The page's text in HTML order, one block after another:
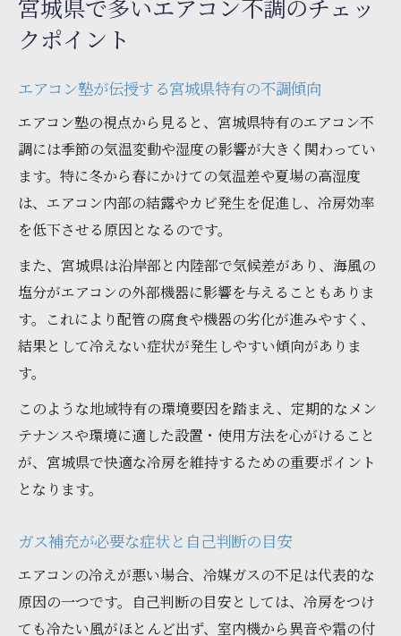
宮城県で多いエアコン不調のチェッ
クポイント
エアコン塾が伝授する宮城県特有の不調傾向
エアコン塾の視点から見ると、宮城県特有のエアコン不
調には季節の気温変動や湿度の影響が大きく関わってい
ます。特に冬から春にかけての気温差や夏場の高湿度
は、エアコン内部の結露やカビ発生を促進し、冷房効率
を低下させる原因となるのです。
また、宮城県は沿岸部と内陸部で気候差があり、海風の
塩分がエアコンの外部機器に影響を与えることもありま
す。これにより配管の腐食や機器の劣化が進みやすく、
結果として冷えない症状が発生しやすい傾向がありま
す。
このような地域特有の環境要因を踏まえ、定期的なメン
テナンスや環境に適した設置・使用方法を心がけること
が、宮城県で快適な冷房を維持するための重要ポイント
となります。
ガス補充が必要な症状と自己判断の目安
エアコンの冷えが悪い場合、冷媒ガスの不足は代表的な
原因の一つです。自己判断の目安としては、冷房をつけ
ても冷たい風がほとんど出ず、室内機から異音や霜の付